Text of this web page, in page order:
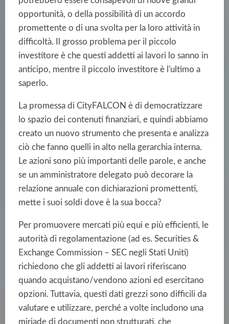
opportunità, o della possibilità di un accordo
promettente o di una svolta per la loro attività in
difficoltà. Il grosso problema per il piccolo
investitore è che questi addetti ai lavori lo sanno in
anticipo, mentre il piccolo investitore è l'ultimo a
saperlo.
La promessa di CityFALCON è di democratizzare
lo spazio dei contenuti finanziari, e quindi abbiamo
creato un nuovo strumento che presenta e analizza
ciò che fanno quelli in alto nella gerarchia interna.
Le azioni sono più importanti delle parole, e anche
se un amministratore delegato può decorare la
relazione annuale con dichiarazioni promettenti,
mette i suoi soldi dove è la sua bocca?
Per promuovere mercati più equi e più efficienti, le
autorità di regolamentazione (ad es. Securities &
Exchange Commission – SEC negli Stati Uniti)
richiedono che gli addetti ai lavori riferiscano
quando acquistano/vendono azioni ed esercitano
opzioni. Tuttavia, questi dati grezzi sono difficili da
valutare e utilizzare, perché a volte includono una
miriade di documenti non strutturati, che